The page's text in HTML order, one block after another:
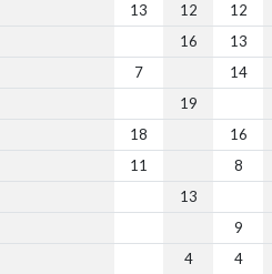
13 12 12
16 13
7 14
19
18 16
11 8
13
9
4 4